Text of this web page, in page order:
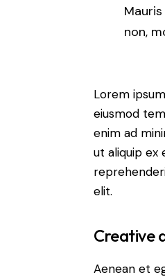
non,
Lorem
eiusmod
enim ad
ut aliquip ex
elit.
Creative
Aenean et